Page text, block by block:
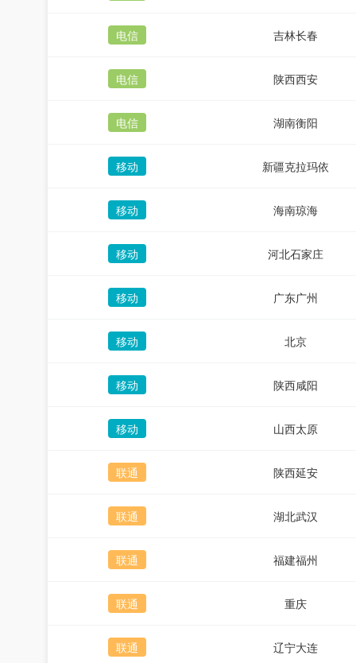
电信 吉林长春
电信 陕西西安
电信 湖南衡阳
移动 新疆克拉玛依
移动 海南琼海
移动 河北石家庄
移动 广东广州
移动 北京
移动 陕西咸阳
移动 山西太原
联通 陕西延安
联通 湖北武汉
联通 福建福州
联通 重庆
联通 辽宁大连